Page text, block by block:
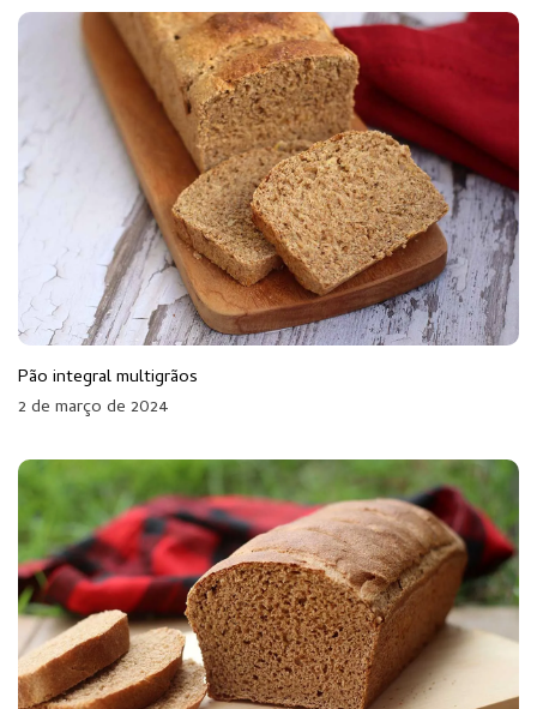
Pão integral multigrãos
2 de março de 2024